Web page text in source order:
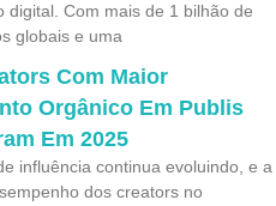
digital. Com mais de 1 bilhão de
globais e uma
Com Maior
Orgânico Em Publis
Em 2025
influência continua evoluindo, e a
dos creators no